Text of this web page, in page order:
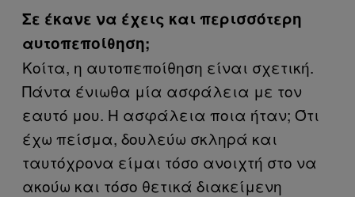
Σε έκανε να έχεις και περισσότερη
αυτοπεποίθηση;
Κοίτα, η αυτοπεποίθηση είναι σχετική.
Πάντα ένιωθα μία ασφάλεια με τον
εαυτό μου. Η ασφάλεια ποια ήταν; Ότι
έχω πείσμα, δουλεύω σκληρά και
ταυτόχρονα είμαι τόσο ανοιχτή στο να
ακούω και τόσο θετικά διακείμενη